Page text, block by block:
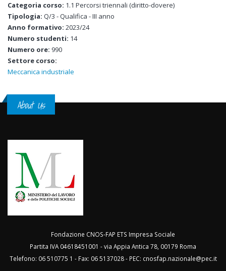
Categoria corso: 1.1 Percorsi triennali (diritto-dovere)
Tipologia: Q/3 - Qualifica - III anno
Anno formativo: 2023/24
Numero studenti: 14
Numero ore: 990
Settore corso:
Meccanica industriale
About Us
Fondazione CNOS-FAP ETS Impresa Sociale
Partita IVA 04618451001 - via Appia Antica 78, 00179 Roma
Telefono: 06 510775 1 - Fax: 06 5137028 - PEC: cnosfap.nazionale@pec.it